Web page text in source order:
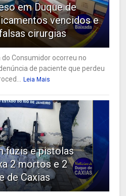
em Duque de
vencidos e
cirurgias
Consumidor ocorreu no
de paciente que perdeu
Leia Mais
fuzis e pistolas
2 mortos e 2
de Caxias